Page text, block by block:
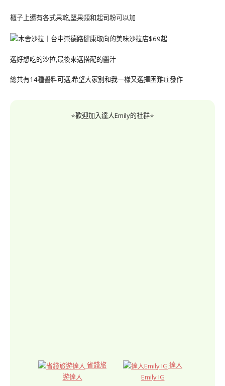
櫃子上還有各式果乾,堅果類和起司粉可以加
選好想吃的沙拉,最後來選搭配的醬汁
總共有14種醬料可選,希望大家別和我一樣又選擇困難症發作
⭐歡迎加入達人Emily的社群⭐
省錢旅
遊達人
達人
Emily IG